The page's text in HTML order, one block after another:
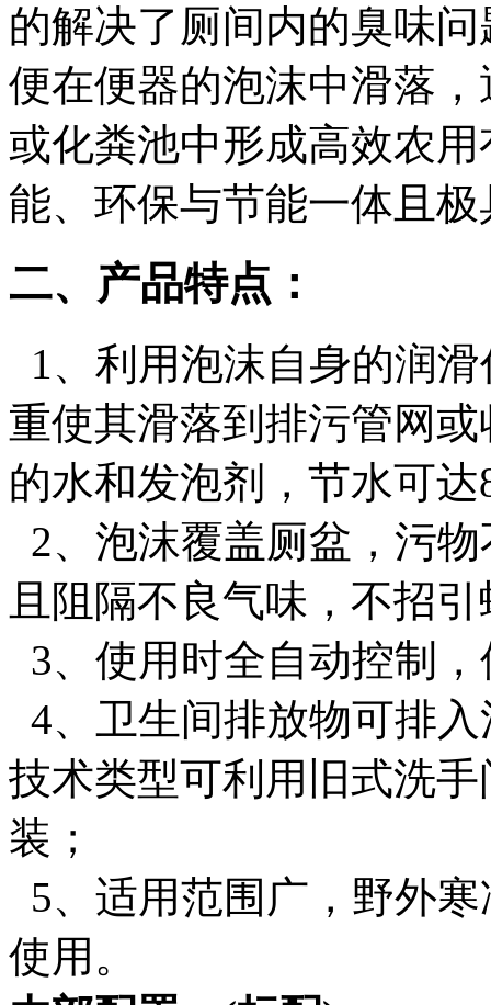
的解决了厕间内的臭味
便在便器的泡沫中滑落
或化粪池中形成高效农
能、环保与节能一体且
二、产品特点：
1、利用泡沫自身的润
重使其滑落到排污管网
的水和发泡剂，节水可达
2、泡沫覆盖厕盆，污
且阻隔不良气味，不招
3、使用时全自动控制
4、卫生间排放物可排
技术类型可利用旧式洗
装；
5、适用范围广，野外
使用。